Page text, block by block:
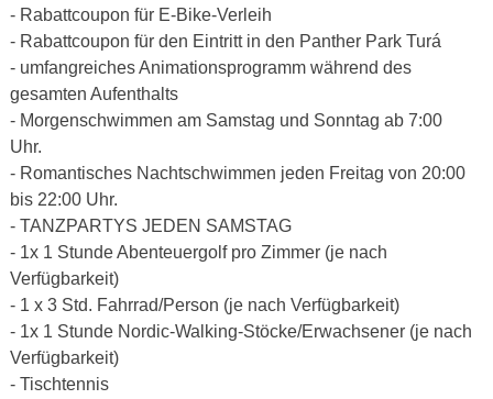
- Rabattcoupon für E-Bike-Verleih
- Rabattcoupon für den Eintritt in den Panther Park Turá
- umfangreiches Animationsprogramm während des
gesamten Aufenthalts
- Morgenschwimmen am Samstag und Sonntag ab 7:00
Uhr.
- Romantisches Nachtschwimmen jeden Freitag von 20:00
bis 22:00 Uhr.
- TANZPARTYS JEDEN SAMSTAG
- 1x 1 Stunde Abenteuergolf pro Zimmer (je nach
Verfügbarkeit)
- 1 x 3 Std. Fahrrad/Person (je nach Verfügbarkeit)
- 1x 1 Stunde Nordic-Walking-Stöcke/Erwachsener (je nach
Verfügbarkeit)
- Tischtennis